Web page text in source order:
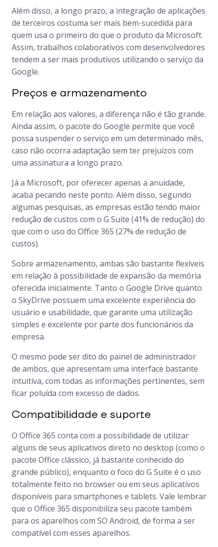
Além disso, a longo prazo, a integração de aplicações
de terceiros costuma ser mais bem-sucedida para
quem usa o primeiro do que o produto da Microsoft.
Assim, trabalhos colaborativos com desenvolvedores
tendem a ser mais produtivos utilizando o serviço da
Google.
Preços e armazenamento
Em relação aos valores, a diferença não é tão grande.
Ainda assim, o pacote do Google permite que você
possa suspender o serviço em um determinado mês,
caso não ocorra adaptação sem ter prejuízos com
uma assinatura a longo prazo.
Já a Microsoft, por oferecer apenas a anuidade,
acaba pecando neste ponto. Além disso, segundo
algumas pesquisas, as empresas estão tendo maior
redução de custos com o G Suite (41% de redução) do
que com o uso do Office 365 (27% de redução de
custos).
Sobre armazenamento, ambas são bastante flexíveis
em relação à possibilidade de expansão da memória
oferecida inicialmente. Tanto o Google Drive quanto
o SkyDrive possuem uma excelente experiência do
usuário e usabilidade, que garante uma utilização
simples e excelente por parte dos funcionários da
empresa.
O mesmo pode ser dito do painel de administrador
de ambos, que apresentam uma interface bastante
intuitiva, com todas as informações pertinentes, sem
ficar poluída com excesso de dados.
Compatibilidade e suporte
O Office 365 conta com a possibilidade de utilizar
alguns de seus aplicativos direto no desktop (como o
pacote Office clássico, já bastante conhecido do
grande público), enquanto o foco do G Suite é o uso
totalmente feito no browser ou em seus aplicativos
disponíveis para smartphones e tablets. Vale lembrar
que o Office 365 disponibiliza seu pacote também
para os aparelhos com SO Android, de forma a ser
compatível com esses aparelhos.